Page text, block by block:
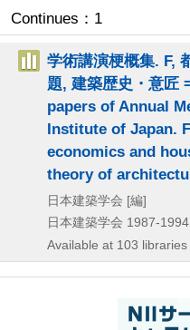
Continues：1
学術講演梗概集. F,
題, 建築歴史・意匠
papers of Annual
Institute of Japan.
economics and
theory of
日本建築学会 [編]
日本建築学会 1987-1994
Available at 103 libraries